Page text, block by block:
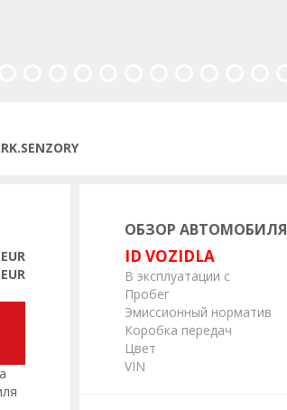
ОБЗОР АВТОМОБИЛЯ
ID VOZIDLA
В эксплуатации с
Пробег
Эмиссионный норматив
Коробка передач
Цвет
VIN